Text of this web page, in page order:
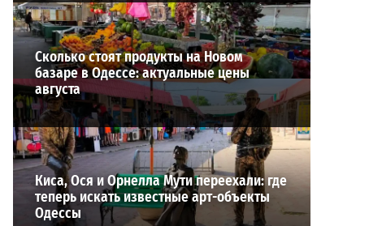
Сколько стоят продукты на Новом
базаре в Одессе: актуальные цены
августа
Киса, Ося и Орнелла Мути переехали: где
теперь искать известные арт-объекты
Одессы